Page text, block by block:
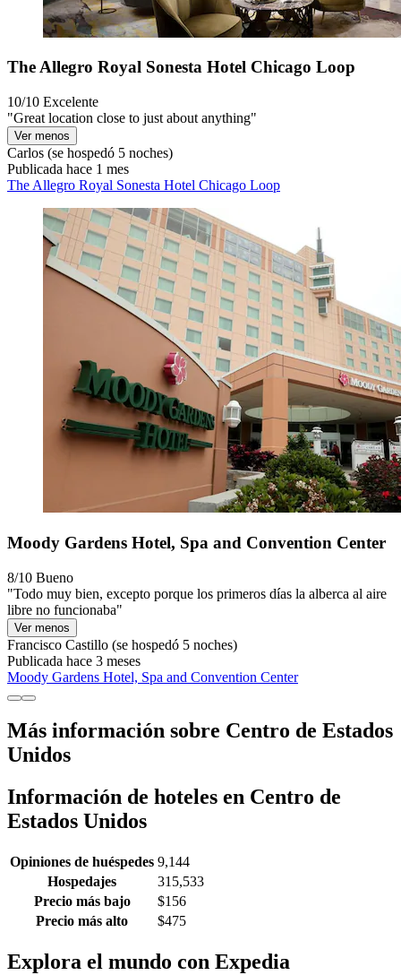
The Allegro Royal Sonesta Hotel Chicago Loop
10/10 Excelente
"Great location close to just about anything"
Ver menos
Carlos (se hospedó 5 noches)
Publicada hace 1 mes
The Allegro Royal Sonesta Hotel Chicago Loop
Moody Gardens Hotel, Spa and Convention Center
8/10 Bueno
"Todo muy bien, excepto porque los primeros días la alberca al aire
libre no funcionaba"
Ver menos
Francisco Castillo (se hospedó 5 noches)
Publicada hace 3 meses
Moody Gardens Hotel, Spa and Convention Center
Más información sobre Centro de Estados
Unidos
Información de hoteles en Centro de
Estados Unidos
Opiniones de huéspedes 9,144
Hospedajes
315,533
Precio más bajo
$156
Precio más alto
$475
Explora el mundo con Expedia